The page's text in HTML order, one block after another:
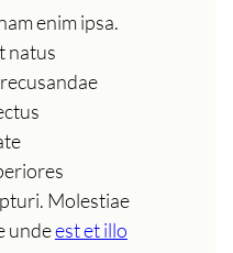
enim ipsa.
natus
Molestiae
undeest et illo